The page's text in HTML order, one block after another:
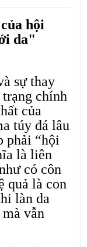
hội
da"
sự thay
chính
của
túy đá lâu
phải “hội
là liên
có côn
quả là con
làn da
vẫn